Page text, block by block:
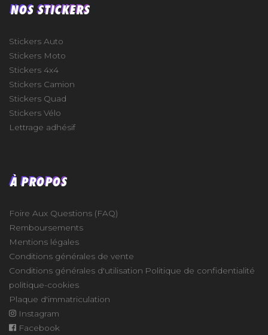
NOS STICKERS
Stickers Auto
Stickers Moto
Stickers 4x4
Stickers Camion
Stickers Quad
Stickers Vélo
Lettrage adhésif
À PROPOS
Foire Aux Questions (FAQ)
Remboursements
Mentions légales
Conditions générales de vente
Conditions générales d'utilisation Politique de confidentialité
politique-cookies
Plaque d'immatriculation
Instagram
Facebook